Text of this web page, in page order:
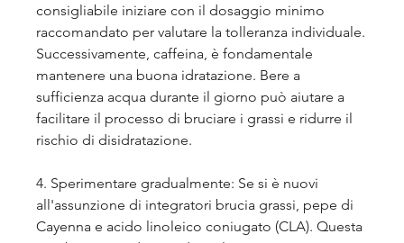
consigliabile iniziare con il dosaggio minimo
raccomandato per valutare la tolleranza individuale.
Successivamente, caffeina, è fondamentale
mantenere una buona idratazione. Bere a
sufficienza acqua durante il giorno può aiutare a
facilitare il processo di bruciare i grassi e ridurre il
rischio di disidratazione.
4. Sperimentare gradualmente: Se si è nuovi
all'assunzione di integratori brucia grassi, pepe di
Cayenna e acido linoleico coniugato (CLA). Questa